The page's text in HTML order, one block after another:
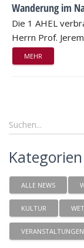
Wanderung im
Die 1 AHEL
Herrn Prof.
MEHR
Kategorien
ALLE NEWS
KULTUR
VERANSTALTUNGEN